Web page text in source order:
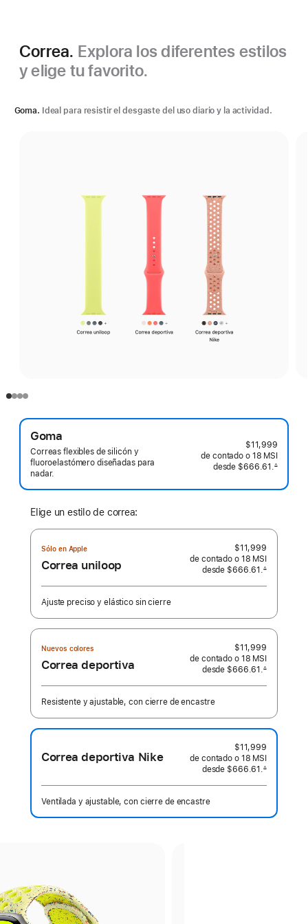
Correa. Explora los diferentes estilos
y elige tu favorito.
Goma. Ideal para resistir el desgaste del uso diario y la actividad.
Goma
Correas flexibles de silicón y
fluoroelastómero diseñadas para
nadar.
$11,999
de contado o 18 MSI
desde $666.61.∆
Elige un estilo de correa:
Sólo en Apple
Correa uniloop
$11,999
de contado o 18 MSI
desde $666.61.∆
Ajuste preciso y elástico sin cierre
Nuevos colores
Correa deportiva
$11,999
de contado o 18 MSI
desde $666.61.∆
Resistente y ajustable, con cierre de encastre
Correa deportiva Nike
$11,999
de contado o 18 MSI
desde $666.61.∆
Ventilada y ajustable, con cierre de encastre